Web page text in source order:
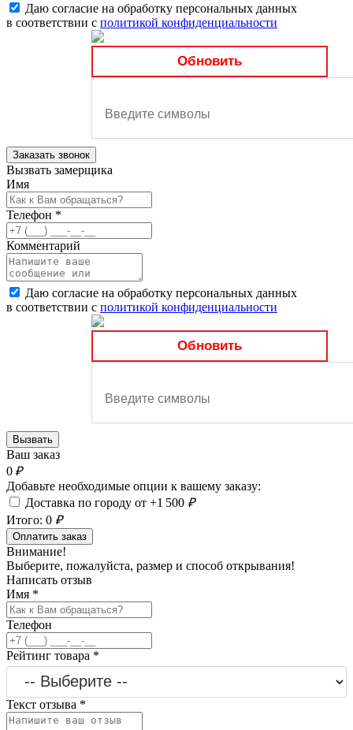
Даю согласие на обработку персональных данных
в соответствии с политикой конфиденциальности
Обновить
Заказать звонок
Вызвать замерщика
Имя
Телефон *
Комментарий
Даю согласие на обработку персональных данных
в соответствии с политикой конфиденциальности
Обновить
Вызвать
Ваш заказ
0₽
Добавьте необходимые опции к вашему заказу:
Доставка по городу от +1 500 ₽
Итого: 0 ₽
Оплатить заказ
Внимание!
Выберите, пожалуйста, размер и способ открывания!
Написать отзыв
Имя *
Телефон
Рейтинг товара *
Текст отзыва *